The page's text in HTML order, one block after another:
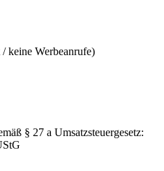
keine Werbeanrufe)
§ 27 a Umsatzsteuergesetz: